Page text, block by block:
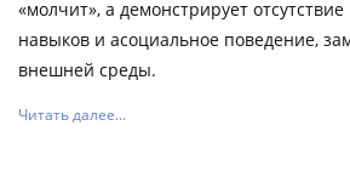
«молчит», а демонстрирует
навыков и асоциальное поведение,
внешней среды.
Читать далее...